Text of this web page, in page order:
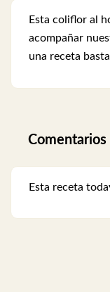
Esta coliflor al
acompañar
una receta
Comentarios
Esta receta